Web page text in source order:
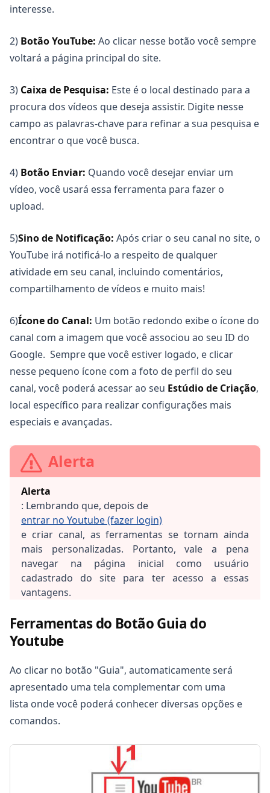
interesse.
2) Botão YouTube: Ao clicar nesse botão você sempre
voltará a página principal do site.
3) Caixa de Pesquisa: Este é o local destinado para a
procura dos vídeos que deseja assistir. Digite nesse
campo as palavras-chave para refinar a sua pesquisa e
encontrar o que você busca.
4) Botão Enviar: Quando você desejar enviar um
vídeo, você usará essa ferramenta para fazer o
upload.
5)Sino de Notificação: Após criar o seu canal no site, o
YouTube irá notificá-lo a respeito de qualquer
atividade em seu canal, incluindo comentários,
compartilhamento de vídeos e muito mais!
6)Ícone do Canal: Um botão redondo exibe o ícone do
canal com a imagem que você associou ao seu ID do
Google. Sempre que você estiver logado, e clicar
nesse pequeno ícone com a foto de perfil do seu
canal, você poderá acessar ao seu Estúdio de Criação,
local específico para realizar configurações mais
especiais e avançadas.
Alerta
Alerta
: Lembrando que, depois de
entrar no Youtube (fazer login)
e criar canal, as ferramentas se tornam ainda
mais personalizadas. Portanto, vale a pena
navegar na página inicial como usuário
cadastrado do site para ter acesso a essas
vantagens.
Ferramentas do Botão Guia do
Youtube
Ao clicar no botão "Guia", automaticamente será
apresentado uma tela complementar com uma
lista onde você poderá conhecer diversas opções e
comandos.